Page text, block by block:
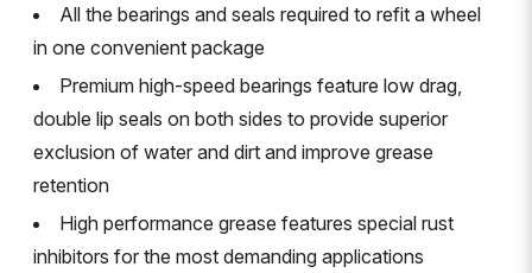
All the bearings and seals required to refit a wheel
in one convenient package
Premium high-speed bearings feature low drag,
double lip seals on both sides to provide superior
exclusion of water and dirt and improve grease
retention
High performance grease features special rust
inhibitors for the most demanding applications